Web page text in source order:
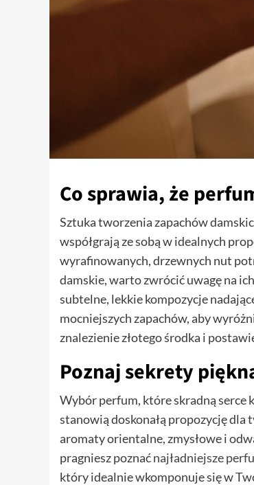
Co sprawia, że
Sztuka tworzenia zapachów
współgrają ze sobą w idealnych
wyrafinowanych, drzewnych nut
damskie, warto zwrócić uwagę na
subtelne, lekkie kompozycje
mocniejszych zapachów, aby
znalezienie złotego środka i
Poznaj sekrety
Wybór perfum, które skradną serce
stanowią doskonałą propozycję dla
aromaty orientalne, zmysłowe i
pragniesz poznaćnajładniejsze
który idealnie wkomponuje się w